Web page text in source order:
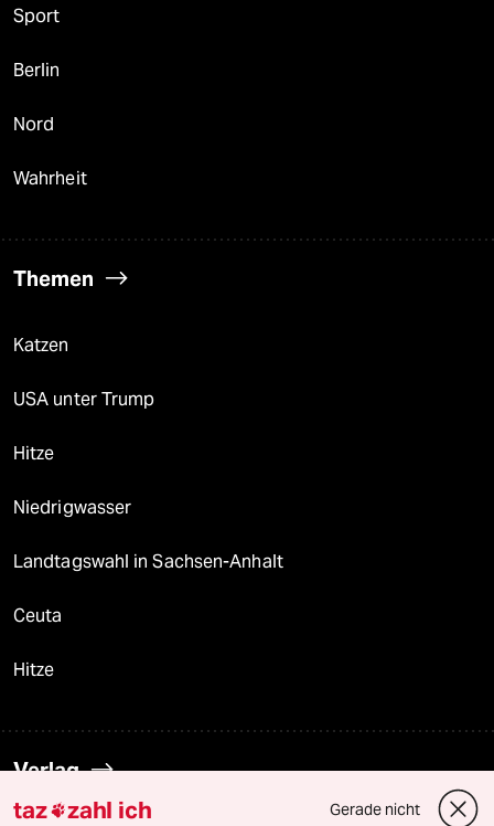
Sport
Berlin
Nord
Wahrheit
Themen
Katzen
USA unter Trump
Hitze
Niedrigwasser
Landtagswahl in Sachsen-Anhalt
Ceuta
Hitze
Verlag
taz zahl ich Gerade nicht